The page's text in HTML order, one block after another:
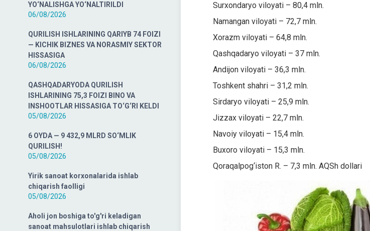
YO‘NALISHGA YO‘NALTIRILDI
06/08/2026
QURILISH ISHLARINING QARIYB 74 FOIZI
— KICHIK BIZNES VA NORASMIY SEKTOR
HISSASIGA
06/08/2026
QASHQADARYODA QURILISH
ISHLARINING 75,3 FOIZI BINO VA
INSHOOTLAR HISSASIGA TO‘G‘RI KELDI
05/08/2026
6 OYDA — 9 432,9 MLRD SO‘MLIK
QURILISH!
05/08/2026
Yirik sanoat korxonalarida ishlab
chiqarish faolligi
05/08/2026
Aholi jon boshiga to'g'ri keladigan
sanoat mahsulotlari ishlab chiqarish
Surxondaryo viloyati – 80,4 mln.
Namangan viloyati – 72,7 mln.
Xorazm viloyati – 64,8 mln.
Qashqadaryo viloyati – 37 mln.
Andijon viloyati – 36,3 mln.
Toshkent shahri – 31,2 mln.
Sirdaryo viloyati – 25,9 mln.
Jizzax viloyati – 22,7 mln.
Navoiy viloyati – 15,4 mln.
Buxoro viloyati – 15,3 mln.
Qoraqalpog‘iston R. – 7,3 mln. AQSh dollari